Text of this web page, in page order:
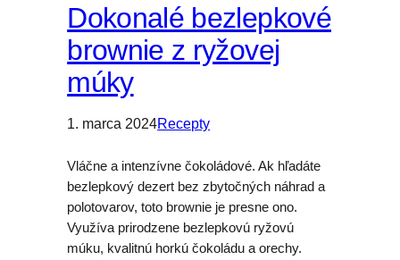
Dokonalé bezlepkové
brownie z ryžovej
múky
1. marca 2024Recepty
Vláčne a intenzívne čokoládové. Ak hľadáte
bezlepkový dezert bez zbytočných náhrad a
polotovarov, toto brownie je presne ono.
Využíva prirodzene bezlepkovú ryžovú
múku, kvalitnú horkú čokoládu a orechy.